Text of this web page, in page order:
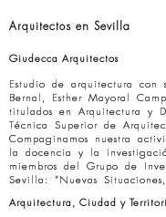
Arquitectos en Sevilla
Giudecca Arquitectos
Estudio de arquitectura
Bernal, Esther Mayoral
titulados en Arquitectura y
Técnica Superior de
Compaginamos nuestra
la docencia y la
miembros del Grupo de
Sevilla: “Nuevas
Arquitectura, Ciudad y